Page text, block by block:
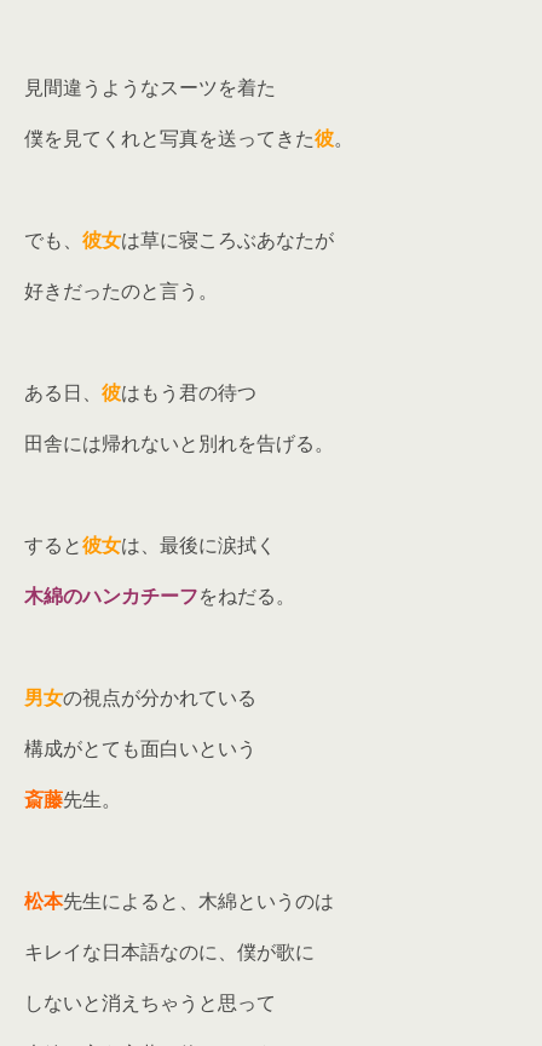
見間違うようなスーツを着た
僕を見てくれと写真を送ってきた彼。
でも、 彼女は草に寝ころぶあなたが
好きだったのと言う。
ある日、 彼はもう君の待つ
田舎には帰れないと別れを告げる。
すると彼女は、最後に涙拭く
木綿のハンカチーフをねだる。
男女の視点が分かれている
構成がとても面白いという
斎藤先生。
松本先生によると、木綿というのは
キレイな日本語なのに、僕が歌に
しないと消えちゃうと思って